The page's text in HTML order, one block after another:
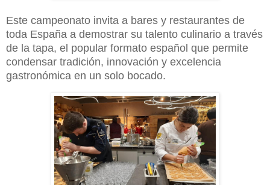
Este campeonato invita a bares y restaurantes de
toda España a demostrar su talento culinario a través
de la tapa, el popular formato español que permite
condensar tradición, innovación y excelencia
gastronómica en un solo bocado.